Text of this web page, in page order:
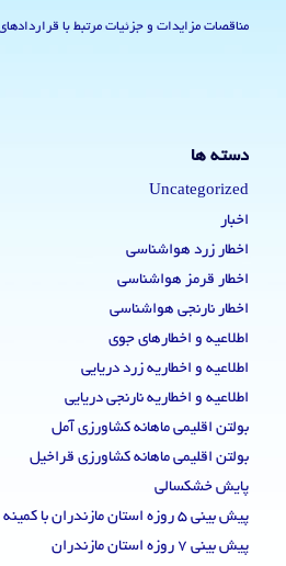
مناقصات مزایدات و جزئیات مرتبط با
دسته ها
Uncategorized
اخبار
اخطار زرد هواشناسی
اخطار قرمز هواشناسی
اخطار نارنجی هواشناسی
اطلاعیه و اخطارهای جوی
اطلاعیه و اخطاریه زرد دریایی
اطلاعیه و اخطاریه نارنجی دریایی
بولتن اقلیمی ماهانه کشاورزی آمل
بولتن اقلیمی ماهانه کشاورزی قراخیل
پایش خشکسالی
پیش بینی 5 روزه استان مازندران با کمینه و بیشینه دما
پیش بینی 7 روزه استان مازندران